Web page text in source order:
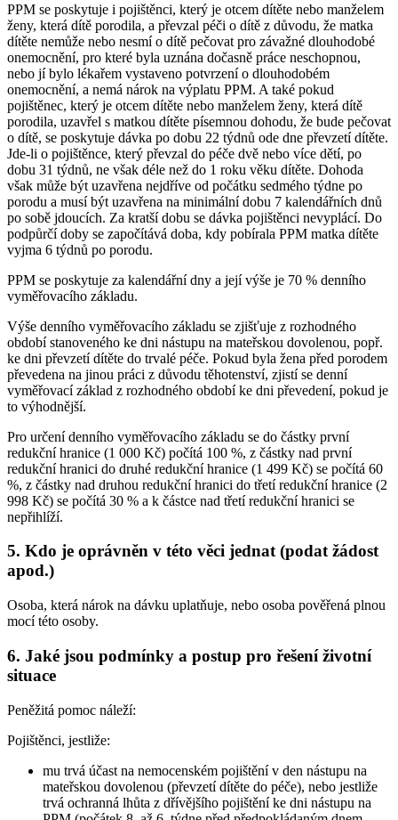
PPM se poskytuje i pojištěnci, který je otcem dítěte nebo manželem
ženy, která dítě porodila, a převzal péči o dítě z důvodu, že matka
dítěte nemůže nebo nesmí o dítě pečovat pro závažné dlouhodobé
onemocnění, pro které byla uznána dočasně práce neschopnou,
nebo jí bylo lékařem vystaveno potvrzení o dlouhodobém
onemocnění, a nemá nárok na výplatu PPM. A také pokud
pojištěnec, který je otcem dítěte nebo manželem ženy, která dítě
porodila, uzavřel s matkou dítěte písemnou dohodu, že bude pečovat
o dítě, se poskytuje dávka po dobu 22 týdnů ode dne převzetí dítěte.
Jde-li o pojištěnce, který převzal do péče dvě nebo více dětí, po
dobu 31 týdnů, ne však déle než do 1 roku věku dítěte. Dohoda
však může být uzavřena nejdříve od počátku sedmého týdne po
porodu a musí být uzavřena na minimální dobu 7 kalendářních dnů
po sobě jdoucích. Za kratší dobu se dávka pojištěnci nevyplácí. Do
podpůrčí doby se započítává doba, kdy pobírala PPM matka dítěte
vyjma 6 týdnů po porodu.
PPM se poskytuje za kalendářní dny a její výše je 70 % denního
vyměřovacího základu.
Výše denního vyměřovacího základu se zjišťuje z rozhodného
období stanoveného ke dni nástupu na mateřskou dovolenou, popř.
ke dni převzetí dítěte do trvalé péče. Pokud byla žena před porodem
převedena na jinou práci z důvodu těhotenství, zjistí se denní
vyměřovací základ z rozhodného období ke dni převedení, pokud je
to výhodnější.
Pro určení denního vyměřovacího základu se do částky první
redukční hranice (1 000 Kč) počítá 100 %, z částky nad první
redukční hranici do druhé redukční hranice (1 499 Kč) se počítá 60
%, z částky nad druhou redukční hranici do třetí redukční hranice (2
998 Kč) se počítá 30 % a k částce nad třetí redukční hranici se
nepřihlíží.
5. Kdo je oprávněn v této věci jednat (podat žádost
apod.)
Osoba, která nárok na dávku uplatňuje, nebo osoba pověřená plnou
mocí této osoby.
6. Jaké jsou podmínky a postup pro řešení životní
situace
Peněžitá pomoc náleží:
Pojištěnci, jestliže:
mu trvá účast na nemocenském pojištění v den nástupu na
mateřskou dovolenou (převzetí dítěte do péče), nebo jestliže
trvá ochranná lhůta z dřívějšího pojištění ke dni nástupu na